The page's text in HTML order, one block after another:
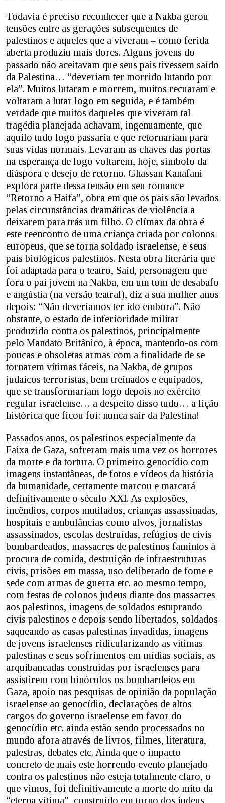
Todavia é preciso reconhecer que a Nakba gerou
tensões entre as gerações subsequentes de
palestinos e aqueles que a viveram – como ferida
aberta produziu mais dores. Alguns jovens do
passado não aceitavam que seus pais tivessem saído
da Palestina… “deveriam ter morrido lutando por
ela”. Muitos lutaram e morrem, muitos recuaram e
voltaram a lutar logo em seguida, e é também
verdade que muitos daqueles que viveram tal
tragédia planejada achavam, ingenuamente, que
aquilo tudo logo passaria e que retornariam para
suas vidas normais. Levaram as chaves das portas
na esperança de logo voltarem, hoje, símbolo da
diáspora e desejo de retorno. Ghassan Kanafani
explora parte dessa tensão em seu romance
“Retorno a Haifa”, obra em que os pais são levados
pelas circunstâncias dramáticas de violência a
deixarem para trás um filho. O clímax da obra é
este reencontro de uma criança criada por colonos
europeus, que se torna soldado israelense, e seus
pais biológicos palestinos. Nesta obra literária que
foi adaptada para o teatro, Said, personagem que
fora o pai jovem na Nakba, em um tom de desabafo
e angústia (na versão teatral), diz a sua mulher anos
depois: “Não deveríamos ter ido embora”. Não
obstante, o estado de inferioridade militar
produzido contra os palestinos, principalmente
pelo Mandato Britânico, à época, mantendo-os com
poucas e obsoletas armas com a finalidade de se
tornarem vítimas fáceis, na Nakba, de grupos
judaicos terroristas, bem treinados e equipados,
que se transformariam logo depois no exército
regular israelense… a despeito disso tudo… a lição
histórica que ficou foi: nunca sair da Palestina!
Passados anos, os palestinos especialmente da
Faixa de Gaza, sofreram mais uma vez os horrores
da morte e da tortura. O primeiro genocídio com
imagens instantâneas, de fotos e vídeos da história
da humanidade, certamente marcou e marcará
definitivamente o século XXI. As explosões,
incêndios, corpos mutilados, crianças assassinadas,
hospitais e ambulâncias como alvos, jornalistas
assassinados, escolas destruídas, refúgios de civis
bombardeados, massacres de palestinos famintos à
procura de comida, destruição de infraestruturas
civis, prisões em massa, uso deliberado de fome e
sede com armas de guerra etc. ao mesmo tempo,
com festas de colonos judeus diante dos massacres
aos palestinos, imagens de soldados estuprando
civis palestinos e depois sendo libertados, soldados
saqueando as casas palestinas invadidas, imagens
de jovens israelenses ridicularizando as vítimas
palestinas e seus sofrimentos em mídias sociais, as
arquibancadas construídas por israelenses para
assistirem com binóculos os bombardeios em
Gaza, apoio nas pesquisas de opinião da população
israelense ao genocídio, declarações de altos
cargos do governo israelense em favor do
genocídio etc. ainda estão sendo processados no
mundo afora através de livros, filmes, literatura,
palestras, debates etc. Ainda que o impacto
concreto de mais este horrendo evento planejado
contra os palestinos não esteja totalmente claro, o
que vimos, foi definitivamente a morte do mito da
“eterna vítima”, construído em torno dos judeus